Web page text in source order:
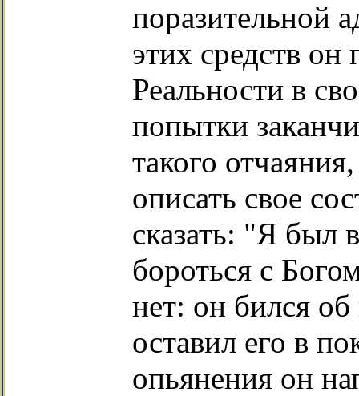
поразительной
этих средств
Реальности в
попытки
такого
описать свое
сказать: "Я был
бороться с
нет: он бился
оставил его в
опьянения он